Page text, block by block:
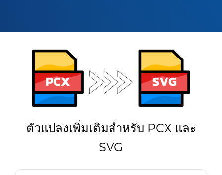
ตัวแปลงเพิ่มเติมสำหรับ PCX และ
SVG